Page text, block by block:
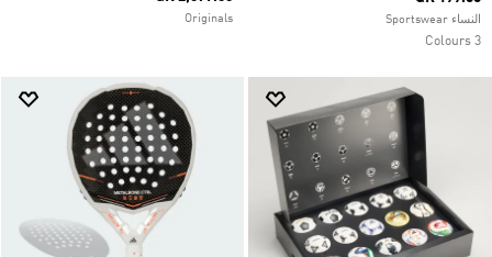
النساء Sportswear
3 Colours
Originals